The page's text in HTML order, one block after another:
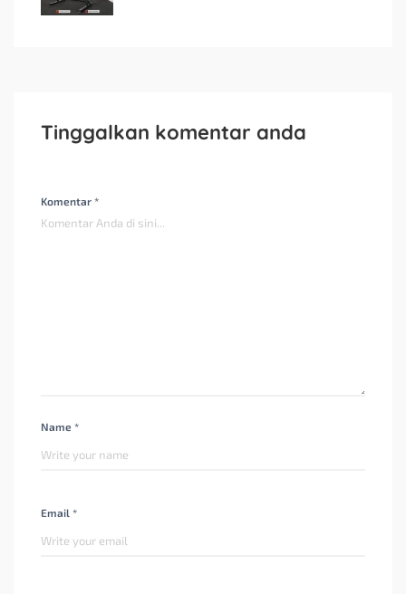
Tinggalkan komentar anda
Komentar *
Name *
Email *